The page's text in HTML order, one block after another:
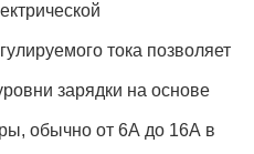
тока позволяет
зарядки на основе
обычно от 6А до 16А в